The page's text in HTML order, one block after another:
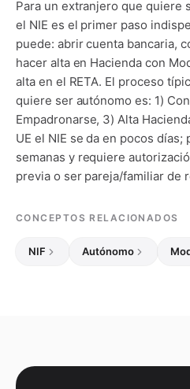
Para un extranjero que quiere
el NIE es el primer paso
puede: abrir cuenta bancaria,
hacer alta en Hacienda con
alta en el RETA. El proceso
quiere ser autónomo es: 1)
Empadronarse, 3) Alta
UE el NIE se da en pocos días;
semanas y requiere
previa o ser pareja/familiar de
CONCEPTOS RELACIONADOS
NIF Autónomo